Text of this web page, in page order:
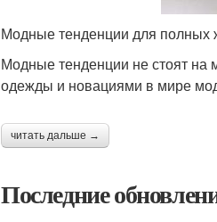
Модные тенденции для полных
Модные тенденции не стоят на
одежды и новациями в мире
читать дальше →
Последние